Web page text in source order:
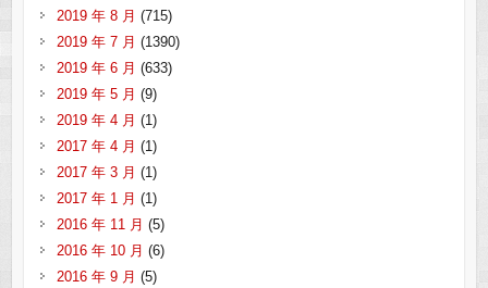
2019 年 8 月 (715)
2019 年 7 月 (1390)
2019 年 6 月 (633)
2019 年 5 月 (9)
2019 年 4 月 (1)
2017 年 4 月 (1)
2017 年 3 月 (1)
2017 年 1 月 (1)
2016 年 11 月 (5)
2016 年 10 月 (6)
2016 年 9 月 (5)